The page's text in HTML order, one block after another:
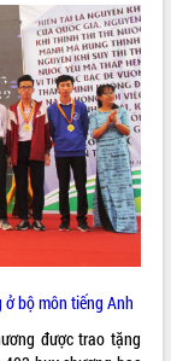
bộ môn tiếng Anh
được trao tặng